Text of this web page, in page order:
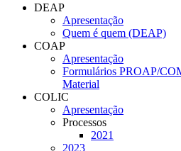
DEAP
Apresentação
Quem é quem (DEAP)
COAP
Apresentação
Formulários PROAP/
Material
COLIC
Apresentação
Processos
2021
2023